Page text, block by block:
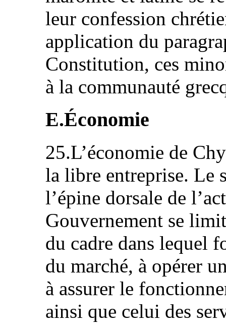
leur confession
application du
Constitution, ces
à la communauté
E.Économie
25.L’économie de
la libre entreprise. Le
l’épine dorsale de
Gouvernement se
du cadre dans lequel
du marché, à opérer
à assurer le
ainsi que celui des